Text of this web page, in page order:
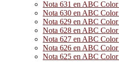
Nota 631 en ABC Color
Nota 630 en ABC Color
Nota 629 en ABC Color
Nota 628 en ABC Color
Nota 627 en ABC Color
Nota 626 en ABC Color
Nota 625 en ABC Color